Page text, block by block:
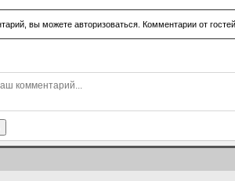
вы можете авторизоваться. Комментарии от